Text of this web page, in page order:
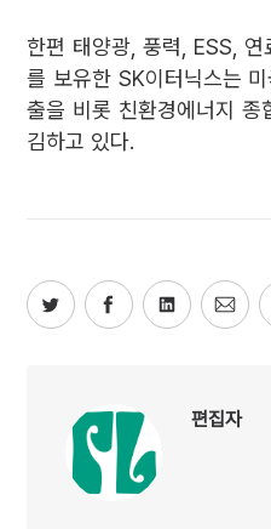
한편 태양광, 풍력, ESS,
를 보유한 SK이터닉스는
출을 비롯 친환경에너지 종
김하고 있다.
편집자